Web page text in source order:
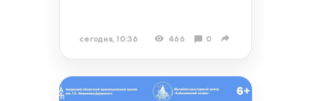
сегодня, 10:36 466 0